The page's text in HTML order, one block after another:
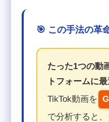
🎯 この手法の革
たった1つの動
トフォームに
TikTok動画を
で分析すると